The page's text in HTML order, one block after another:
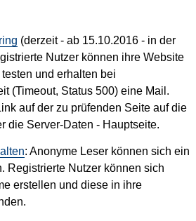
(derzeit - ab 15.10.2016 - in der
Nutzer können ihre Website
und erhalten bei
(Timeout, Status 500) eine Mail.
auf der zu prüfenden Seite auf die
die Server-Daten - Hauptseite.
: Anonyme Leser können sich ein
Registrierte Nutzer können sich
erstellen und diese in ihre